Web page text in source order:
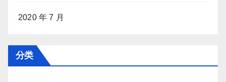
2020 年 7 月
分类